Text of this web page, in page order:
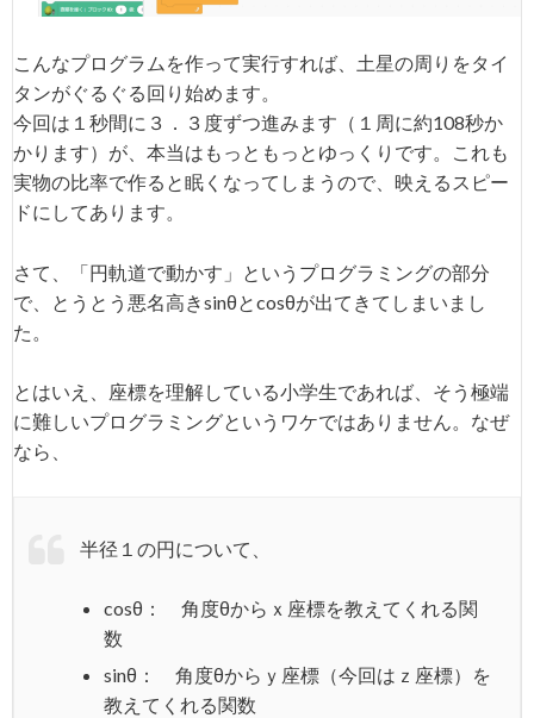
こんなプログラムを作って実行すれば、土星の周りをタイ
タンがぐるぐる回り始めます。
今回は１秒間に３．３度ずつ進みます（１周に約108秒か
かります）が、本当はもっともっとゆっくりです。これも
実物の比率で作ると眠くなってしまうので、映えるスピー
ドにしてあります。
さて、「円軌道で動かす」というプログラミングの部分
で、とうとう悪名高きsinθとcosθが出てきてしまいまし
た。
とはいえ、座標を理解している小学生であれば、そう極端
に難しいプログラミングというワケではありません。なぜ
なら、
半径１の円について、
cosθ： 角度θからｘ座標を教えてくれる関
数
sinθ： 角度θからｙ座標（今回はｚ座標）を
教えてくれる関数